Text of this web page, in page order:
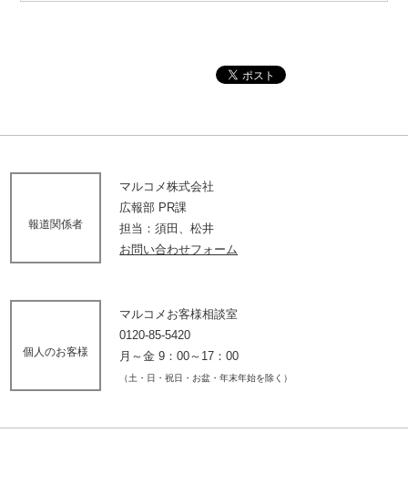
報道関係者
マルコメ株式会社
広報部 PR課
担当：須田、松井
お問い合わせフォーム
個人のお客様
マルコメお客様相談室
0120-85-5420
月～金 9：00～17：00
（土・日・祝日・お盆・年末年始を除く）